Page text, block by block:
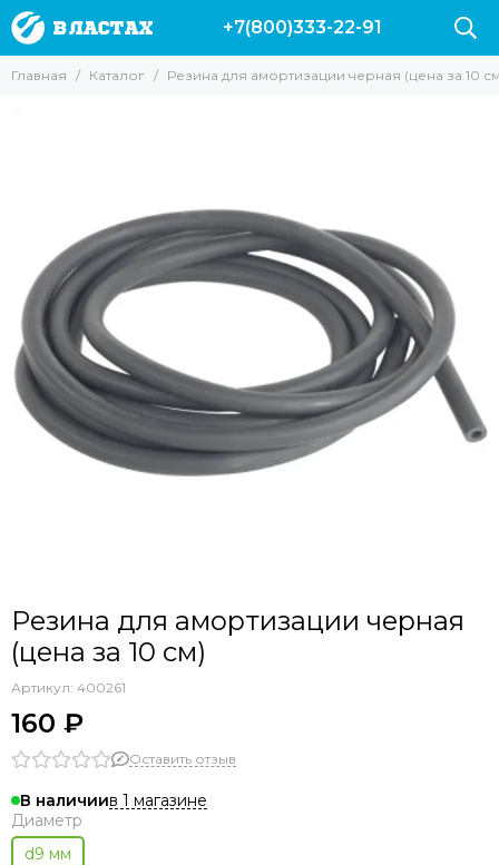
+7(800)333-22-91
Главная Каталог Резина для амортизации черная (цена за 10
Резина для амортизации черная
(цена за 10 см)
Артикул: 400261
160 ₽
Оставить отзыв
В наличиив 1 магазине
Диаметр
d9 мм